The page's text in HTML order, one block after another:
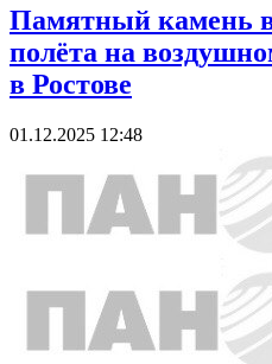
Памятный камень в
полёта на
в Ростове
01.12.2025 12:48